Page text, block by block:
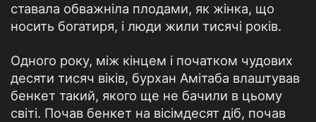
ставала обважніла плодами, як жінка, що
носить богатиря, і люди жили тисячі років.
Одного року, між кінцем і початком чудових
десяти тисяч віків, бурхан Амітаба влаштував
бенкет такий, якого ще не бачили в цьому
світі. Почав бенкет на вісімдесят діб, почав